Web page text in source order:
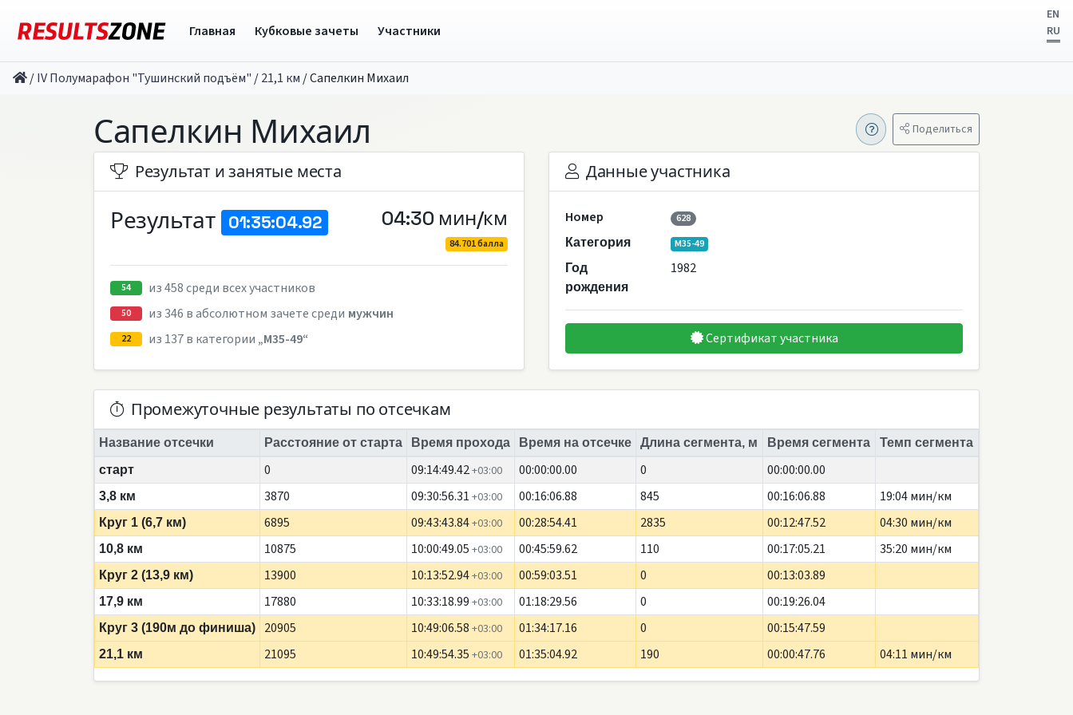
Главная Кубковые зачеты Участники
EN
RU
/IV Полумарафон "Тушинский подъём" /21,1 км /Сапелкин Михаил
Сапелкин Михаил Поделиться
Результат и занятые места
Результат 01:35:04.92 04:30 мин/км
84.701 балла
54 из 458 среди всех участников
50 из 346 в абсолютном зачете среди мужчин
22 из 137 в категории „M35-49“
Данные участника
Номер
628
Категория
M35-49
Год
рождения
1982
Сертификат участника
Промежуточные результаты по отсечкам
Название отсечки Расстояние от старта Время прохода Время на отсечке Длина сегмента, м Время сегмента
Темп сегмента
старт
0 09:14:49.42+03:00 00:00:00.00 0 00:00:00.00
3,8 км 3870 09:30:56.31 +03:00 00:16:06.88 845 00:16:06.88 19:04 мин/км
Круг 1 (6,7 км) 6895 09:43:43.84+03:00 00:28:54.41 2835 00:12:47.52 04:30 мин/км
10,8 км 10875 10:00:49.05 +03:00 00:45:59.62 110 00:17:05.21 35:20 мин/км
Круг 2 (13,9 км) 13900 10:13:52.94+03:00 00:59:03.51 0 00:13:03.89
17,9 км 17880 10:33:18.99 +03:00 01:18:29.56 0 00:19:26.04
Круг 3 (190м до финиша) 20905 10:49:06.58 +03:00 01:34:17.16 0 00:15:47.59
21,1 км 21095 10:49:54.35 +03:00 01:35:04.92 190 00:00:47.76 04:11 мин/км